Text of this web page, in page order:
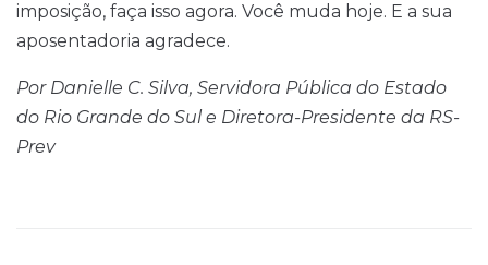
imposição, faça isso agora. Você muda hoje. E a sua
aposentadoria agradece.
Por Danielle C. Silva, Servidora Pública do Estado
do Rio Grande do Sul e Diretora-Presidente da RS-
Prev